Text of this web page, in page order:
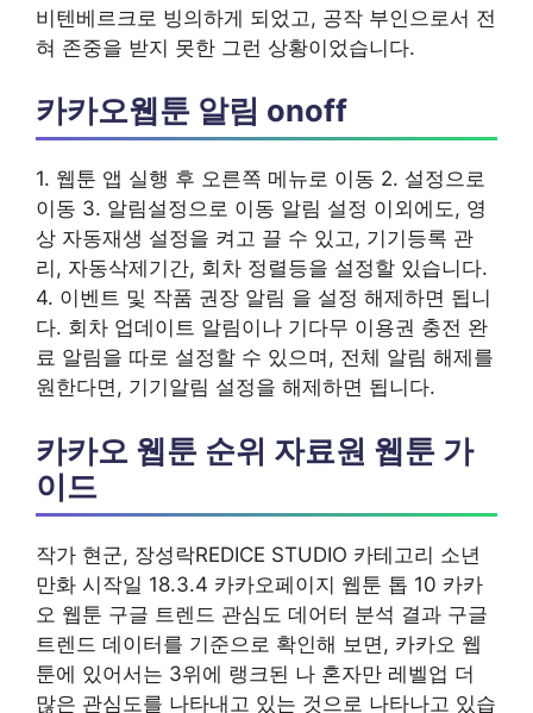
비텐베르크로 빙의하게 되었고, 공작 부인으로서 전
혀 존중을 받지 못한 그런 상황이었습니다.
카카오웹툰 알림 onoff
1. 웹툰 앱 실행 후 오른쪽 메뉴로 이동 2. 설정으로
이동 3. 알림설정으로 이동 알림 설정 이외에도, 영
상 자동재생 설정을 켜고 끌 수 있고, 기기등록 관
리, 자동삭제기간, 회차 정렬등을 설정할 있습니다.
4. 이벤트 및 작품 권장 알림 을 설정 해제하면 됩니
다. 회차 업데이트 알림이나 기다무 이용권 충전 완
료 알림을 따로 설정할 수 있으며, 전체 알림 해제를
원한다면, 기기알림 설정을 해제하면 됩니다.
카카오 웹툰 순위 자료원 웹툰 가
이드
작가 현군, 장성락REDICE STUDIO 카테고리 소년
만화 시작일 18.3.4 카카오페이지 웹툰 톱 10 카카
오 웹툰 구글 트렌드 관심도 데어터 분석 결과 구글
트렌드 데이터를 기준으로 확인해 보면, 카카오 웹
툰에 있어서는 3위에 랭크된 나 혼자만 레벨업 더
많은 관심도를 나타내고 있는 것으로 나타나고 있습